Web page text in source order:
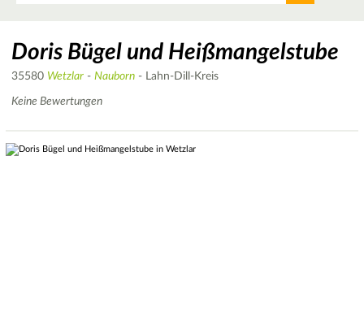
Doris Bügel und Heißmangelstube
35580 Wetzlar - Nauborn - Lahn-Dill-Kreis
Keine Bewertungen